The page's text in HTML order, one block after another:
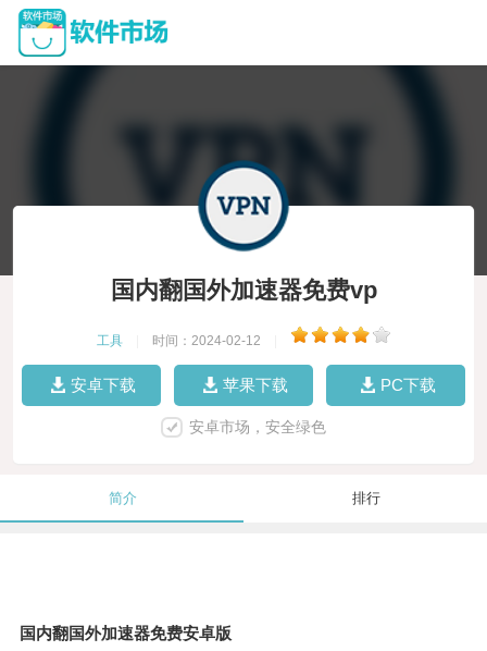
国内翻国外加速器免费vp
工具 时间：2024-02-12
安卓下载 苹果下载 PC下载
安卓市场，安全绿色
简介 排行
国内翻国外加速器免费安卓版